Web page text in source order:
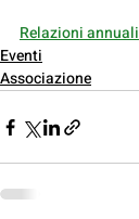
Relazioni annuali
Eventi
Associazione